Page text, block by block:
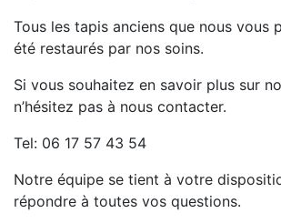
Tous les tapis anciens que nous vous
été restaurés par nos soins.
Si vous souhaitez en savoir plus sur
n’hésitez pas à nous contacter.
Tel: 06 17 57 43 54
Notre équipe se tient à votre
répondre à toutes vos questions.